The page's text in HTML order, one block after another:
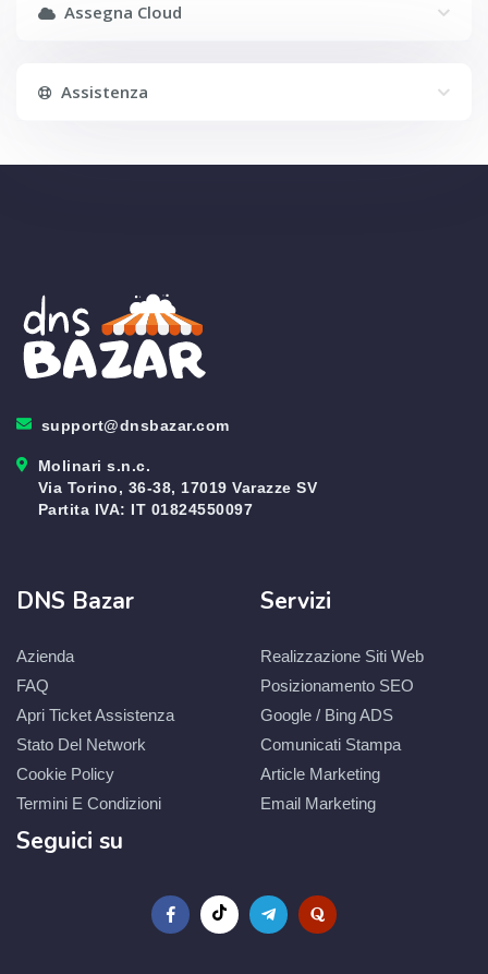
Assegna Cloud
Assistenza
support@dnsbazar.com
Molinari s.n.c.
Via Torino, 36-38, 17019 Varazze SV
Partita IVA: IT 01824550097
DNS Bazar
Azienda
FAQ
Apri Ticket Assistenza
Stato Del Network
Cookie Policy
Termini E Condizioni
Servizi
Realizzazione Siti Web
Posizionamento SEO
Google / Bing ADS
Comunicati Stampa
Article Marketing
Email Marketing
Seguici su